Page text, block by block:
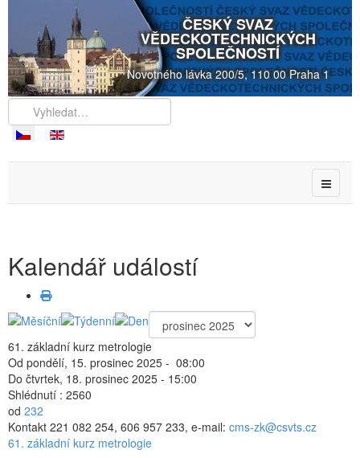
ČESKÝ SVAZ
VĚDECKOTECHNICKÝCH
SPOLEČNOSTÍ
Novotného lávka 200/5, 110 00 Praha 1
Kalendář událostí
61. základní kurz metrologie
Od pondělí, 15. prosinec 2025 - 08:00
Do čtvrtek, 18. prosinec 2025 - 15:00
Shlédnutí : 2560
od 232
Kontakt 221 082 254, 606 957 233, e-mail: cms-zk@csvts.cz
61. základní kurz metrologie